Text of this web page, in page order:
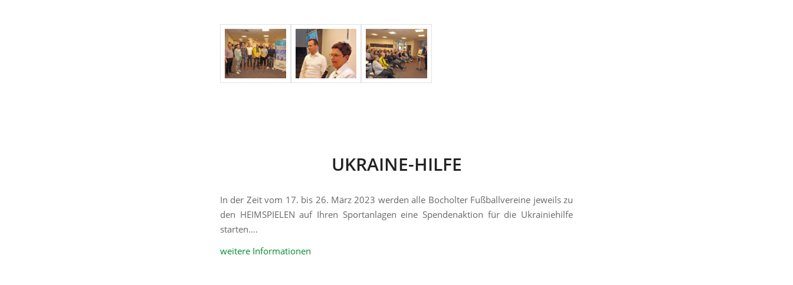
UKRAINE-HILFE
In der Zeit vom 17. bis 26. März 2023 werden alle Bocholter Fußballvereine jeweils zu
den HEIMSPIELEN auf Ihren Sportanlagen eine Spendenaktion für die Ukrainiehilfe
starten….
weitere Informationen